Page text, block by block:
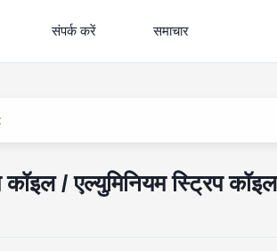
संपर्क करें समाचार
कॉइल / एल्युमिनियम स्ट्रिप